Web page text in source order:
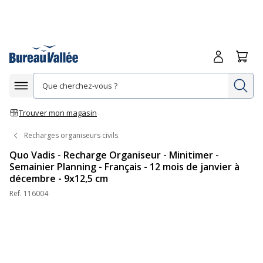
Afficher la navigation
Trouver mon magasin
Me
Recharges organiseurs civils
Quo Vadis - Recharge Organiseur - Minitimer -
Semainier Planning - Français - 12 mois de janvier à
décembre - 9x12,5 cm
Ref. 116004